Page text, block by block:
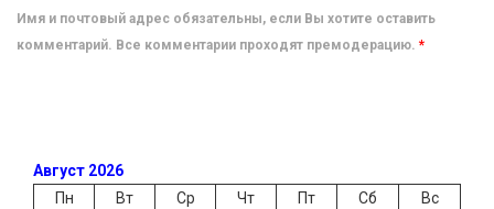
Имя и почтовый адрес обязательны, если Вы хотите оставить
комментарий. Все комментарии проходят премодерацию. *
Август 2026
Пн
Вт Ср Чт Пт Сб Вс